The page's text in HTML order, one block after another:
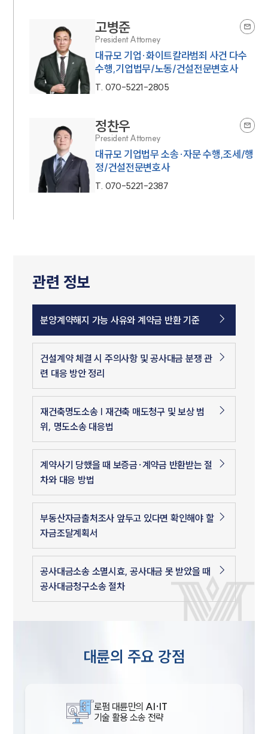
고병준
President Attorney
대규모 기업·화이트칼라범죄 사건 다수
수행,기업법무/노동/건설전문변호사
T. 070-5221-2805
정찬우
President Attorney
대규모 기업법무 소송·자문 수행,조세/행
정/건설전문변호사
T. 070-5221-2387
관련 정보
분양계약해지 가능 사유와 계약금 반환 기준
건설계약 체결 시 주의사항 및 공사대금 분쟁 관
련 대응 방안 정리
재건축명도소송 | 재건축 매도청구 및 보상 범
위, 명도소송 대응법
계약사기 당했을 때 보증금·계약금 반환받는 절
차와 대응 방법
부동산자금출처조사 앞두고 있다면 확인해야 할
자금조달계획서
공사대금소송 소멸시효, 공사대금 못 받았을 때
공사대금청구소송 절차
대륜의 주요 강점
로펌 대륜만의 AI·IT
기술 활용 소송 전략